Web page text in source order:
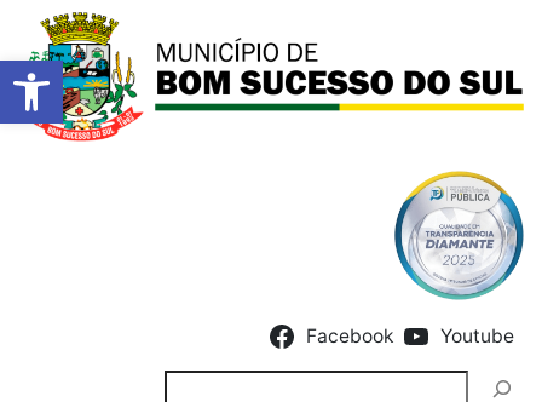
Barra de Ferramentas
Facebook Youtube